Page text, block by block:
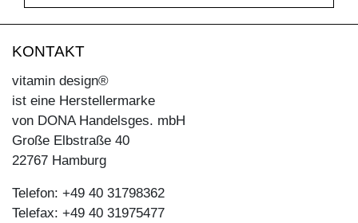
KONTAKT
vitamin design®
ist eine Herstellermarke
von DONA Handelsges. mbH
Große Elbstraße 40
22767 Hamburg
Telefon: +49 40 31798362
Telefax: +49 40 31975477